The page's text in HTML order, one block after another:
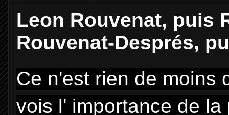
Leon Rouvenat, puis
Rouvenat-Després,
Ce n'est rien de moins
vois l' importance de